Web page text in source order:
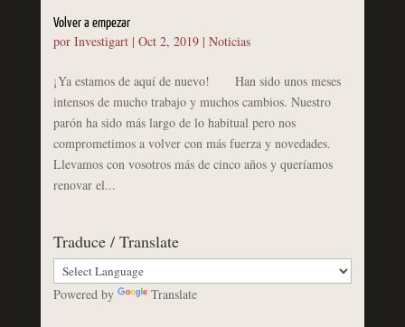
Volver a empezar
por Investigart| Oct 2, 2019| Noticias
¡Ya estamos de aquí de nuevo! Han sido unos meses
intensos de mucho trabajo y muchos cambios. Nuestro
parón ha sido más largo de lo habitual pero nos
comprometimos a volver con más fuerza y novedades.
Llevamos con vosotros más de cinco años y queríamos
renovar el...
Traduce / Translate
Powered by Translate